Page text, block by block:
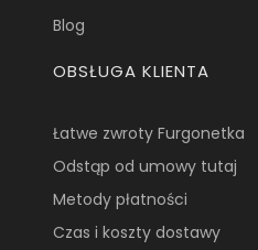
Blog
OBSŁUGA KLIENTA
Łatwe zwroty Furgonetka
Odstąp od umowy tutaj
Metody płatności
Czas i koszty dostawy